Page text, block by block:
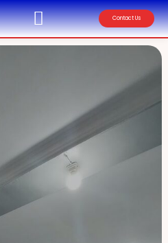
Contact Us